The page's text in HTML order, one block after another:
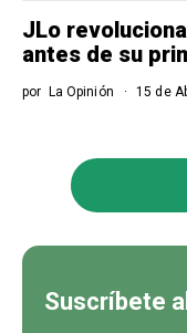
JLo
antes de su
por La Opinión 15 de
Suscríbete